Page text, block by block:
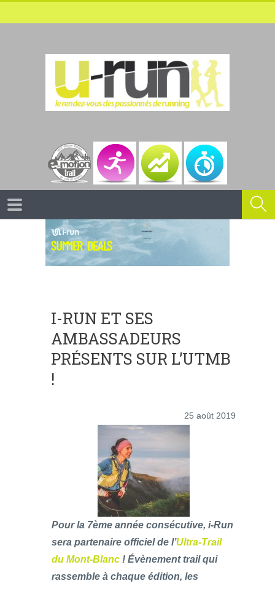
I-RUN ET SES
AMBASSADEURS
PRÉSENTS SUR L’UTMB
!
25 août 2019
Pour la 7ème année consécutive, i-Run
sera partenaire officiel de l’Ultra-Trail
du Mont-Blanc ! Évènement trail qui
rassemble à chaque édition, les